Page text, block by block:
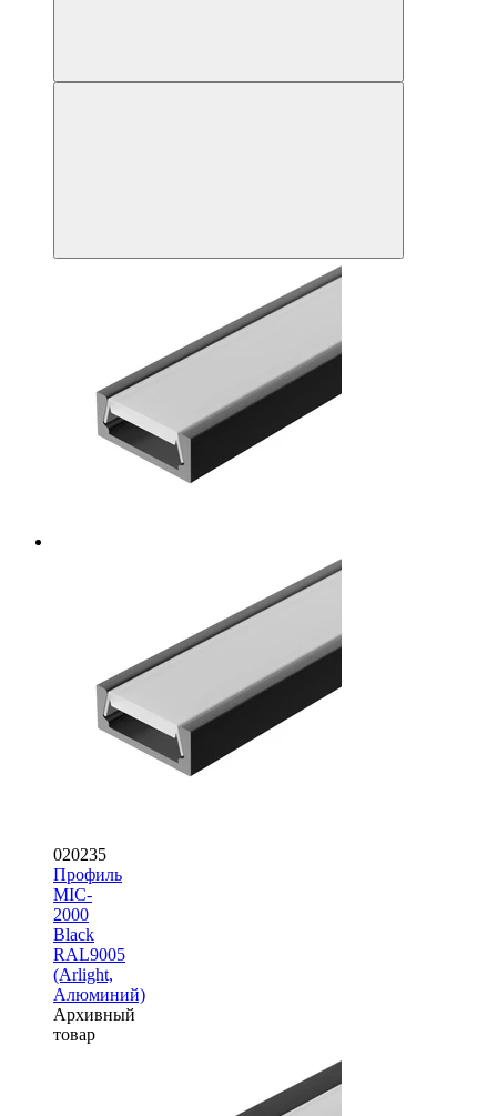
020235
Профиль
MIC-
2000
Black
RAL9005
(Arlight,
Алюминий)
Архивный
товар